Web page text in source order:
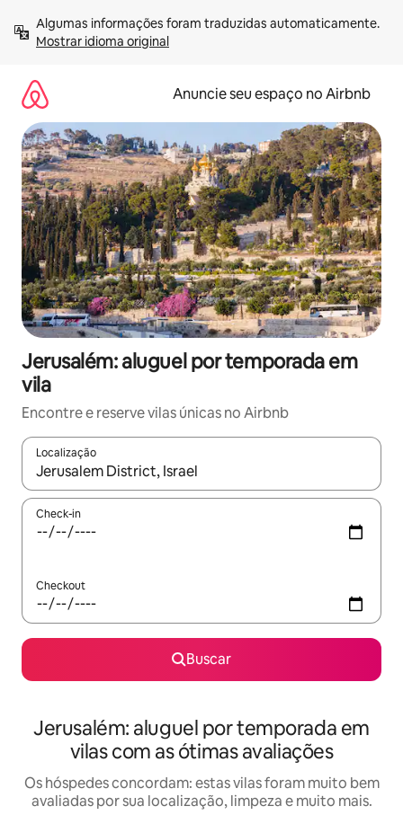
para
Mostrar idioma original
Anuncie seu espaço no Airbnb
Jerusalém: aluguel por temporada em
vila
Encontre e reserve vilas únicas no Airbnb
Localização
Quando os resultados estiverem disponíveis, explore-os
Check-in
Checkout
Buscar
Jerusalém: aluguel por temporada em
vilas com as ótimas avaliações
Os hóspedes concordam: estas vilas foram muito bem
avaliadas por sua localização, limpeza e muito mais.